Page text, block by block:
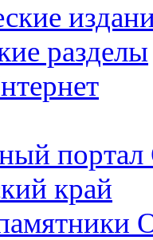
разделы
портал
край